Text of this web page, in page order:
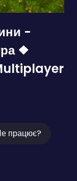
-
❖
працює?